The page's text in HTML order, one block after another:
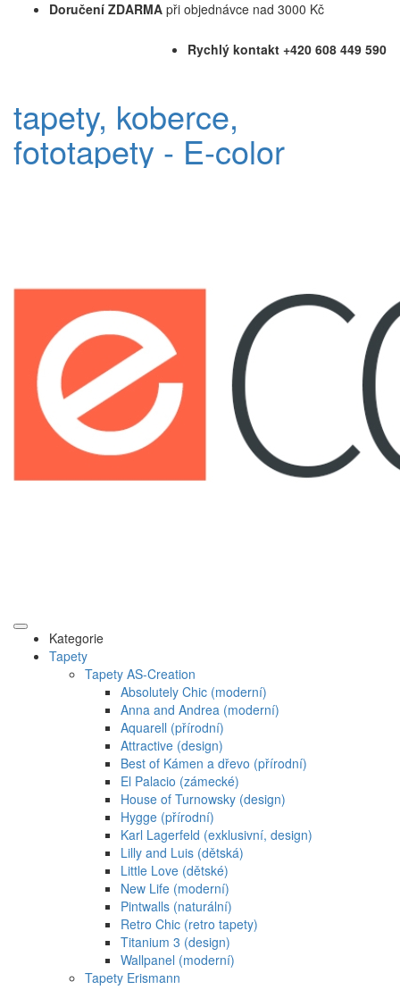
Doručení ZDARMA při objednávce nad 3000 Kč
Rychlý kontakt +420 608 449 590
tapety, koberce,
fototapety - E-color
Kategorie
Tapety
Tapety AS-Creation
Absolutely Chic (moderní)
Anna and Andrea (moderní)
Aquarell (přírodní)
Attractive (design)
Best of Kámen a dřevo (přírodní)
El Palacio (zámecké)
House of Turnowsky (design)
Hygge (přírodní)
Karl Lagerfeld (exklusivní, design)
Lilly and Luis (dětská)
Little Love (dětské)
New Life (moderní)
Pintwalls (naturální)
Retro Chic (retro tapety)
Titanium 3 (design)
Wallpanel (moderní)
Tapety Erismann